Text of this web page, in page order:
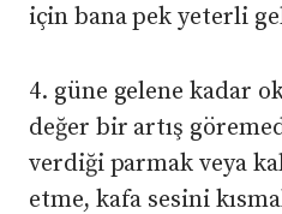
için bana pek yeterli
4. güne gelene kadar
değer bir artış
verdiği parmak veya
etme, kafa sesini